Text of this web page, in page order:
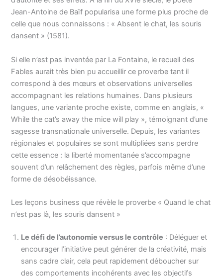
Jean-Antoine de Baïf popularisa une forme plus proche de
celle que nous connaissons : « Absent le chat, les souris
dansent » (1581).
Si elle n’est pas inventée par La Fontaine, le recueil des
Fables aurait très bien pu accueillir ce proverbe tant il
correspond à des mœurs et observations universelles
accompagnant les relations humaines. Dans plusieurs
langues, une variante proche existe, comme en anglais, «
While the cat’s away the mice will play », témoignant d’une
sagesse transnationale universelle. Depuis, les variantes
régionales et populaires se sont multipliées sans perdre
cette essence : la liberté momentanée s’accompagne
souvent d’un relâchement des règles, parfois même d’une
forme de désobéissance.
Les leçons business que révèle le proverbe « Quand le chat
n’est pas là, les souris dansent »
Le défi de l’autonomie versus le contrôle : Déléguer et
encourager l’initiative peut générer de la créativité, mais
sans cadre clair, cela peut rapidement déboucher sur
des comportements incohérents avec les objectifs